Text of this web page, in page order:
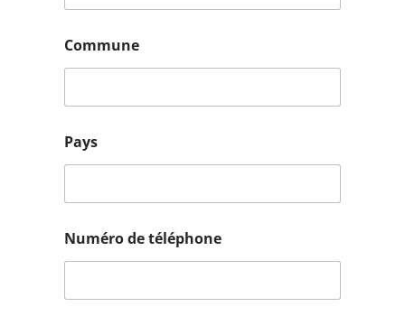
Commune
Pays
Numéro de téléphone